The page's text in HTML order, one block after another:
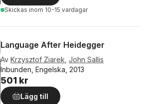
Skickas inom 10-15 vardagar
Language After Heidegger
Av Krzysztof Ziarek John Sallis
Inbunden, Engelska, 2013
501 kr
Lägg till